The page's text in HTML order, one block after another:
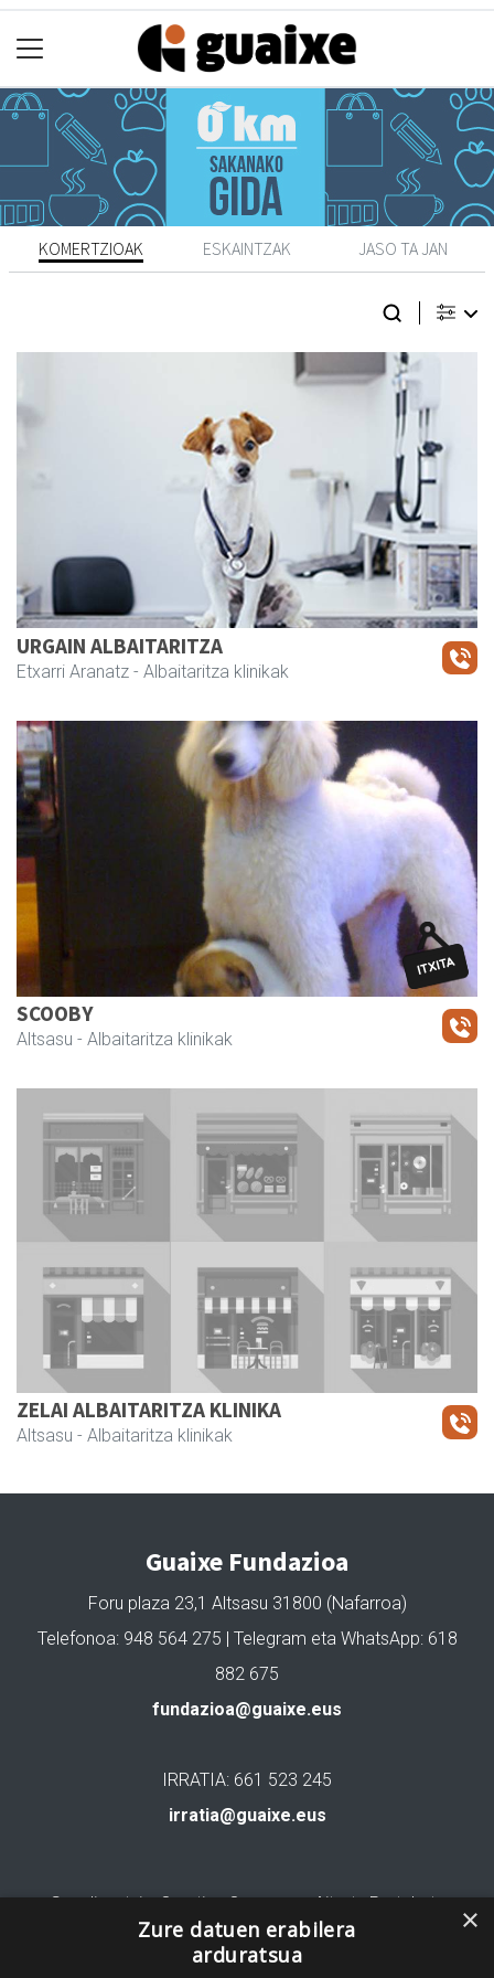
KOMERTZIOAK ESKAINTZAK JASO TA JAN
URGAIN ALBAITARITZA
Etxarri Aranatz - Albaitaritza klinikak
SCOOBY
Altsasu - Albaitaritza klinikak
ZELAI ALBAITARITZA KLINIKA
Altsasu - Albaitaritza klinikak
Guaixe Fundazioa
Foru plaza 23,1 Altsasu 31800 (Nafarroa)
Telefonoa: 948 564 275 | Telegram eta WhatsApp: 618
882 675
fundazioa@guaixe.eus
IRRATIA: 661 523 245
irratia@guaixe.eus
Gure lizentzia: Creative Commons Aitortu Partekatu
Codesyntaxek garatua
×
Zure datuen erabilera
arduratsua